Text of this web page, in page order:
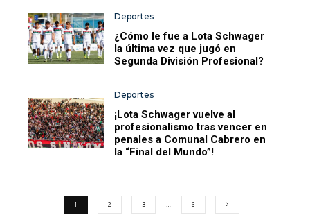
Deportes
¿Cómo le fue a Lota Schwager
la última vez que jugó en
Segunda División Profesional?
Deportes
¡Lota Schwager vuelve al
profesionalismo tras vencer en
penales a Comunal Cabrero en
la “Final del Mundo”!
1 2 3 … 6